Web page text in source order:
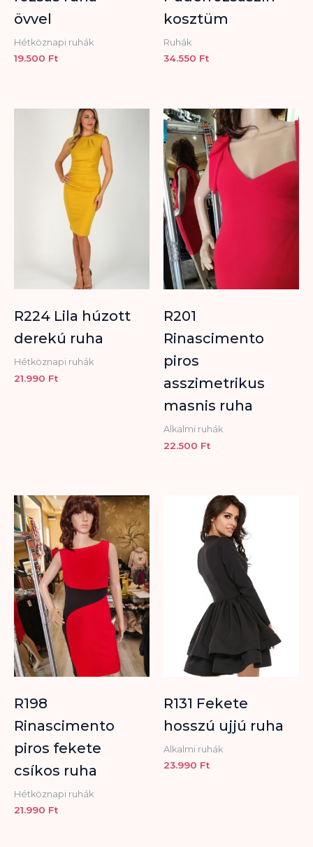
övvel
Hétköznapi ruhák
19.500 Ft
kosztüm
Ruhák
34.550 Ft
R224 Lila húzott
derekú ruha
Hétköznapi ruhák
21.990 Ft
R201
Rinascimento
piros
asszimetrikus
masnis ruha
Alkalmi ruhák
22.500 Ft
R198
Rinascimento
piros fekete
csíkos ruha
Hétköznapi ruhák
21.990 Ft
R131 Fekete
hosszú ujjú ruha
Alkalmi ruhák
23.990 Ft